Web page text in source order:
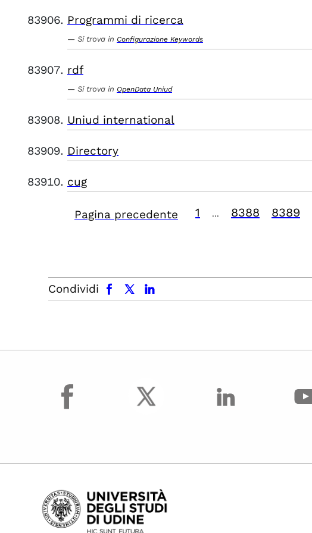
Programmi di ricerca
Si trova in Configurazione Keywords
rdf
Si trova in OpenData Uniud
Uniud international
Directory
cug
Pagina precedente 1 8388 8389
Condividi
facebook x.com linkedin
facebook